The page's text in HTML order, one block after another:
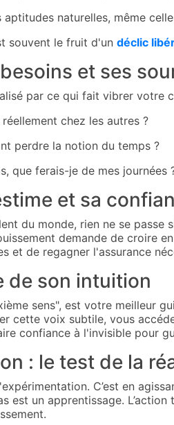
aptitudes naturelles, même
souvent le fruit d'un déclic
et ses
par ce qui fait vibrer votre
réellement chez les autres ?
perdre la notion du temps ?
que ferais-je de mes journées
et sa
du monde, rien ne se
demande de croire
et de regagner l'assurance
de son intuition
sens", est votre meilleur
cette voix subtile, vous
confiance à l'invisible pour
: le test de la
C’est en
est un apprentissage.